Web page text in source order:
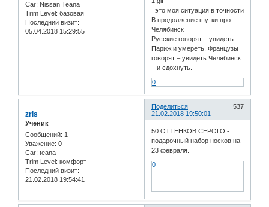
Car: Nissan Teana
Trim Level: базовая
Последний визит:
05.04.2018 15:29:55
это моя ситуация в точности
В продолжение шутки про
Челябинск
Русские говорят – увидеть
Париж и умереть. Французы
говорят – увидеть Челябинск
– и сдохнуть.
0
Поделиться
537
21.02.2018 19:50:01
zris
Ученик
Сообщений: 1
Уважение: 0
Car: teana
Trim Level: комфорт
Последний визит:
21.02.2018 19:54:41
50 ОТТЕНКОВ СЕРОГО -
подарочный набор носков на
23 февраля.
0